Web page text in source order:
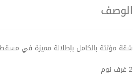
الوصف
شقة مؤثثة بالكامل بإطلالة مميزة في
2 غرف نوم